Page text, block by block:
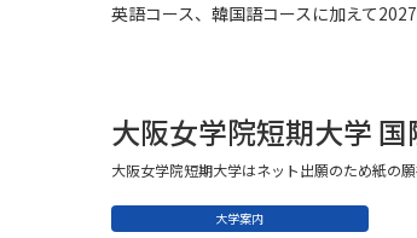
英語コース、韓国語コースに加えて
大阪女学院短期大学
大阪女学院短期大学はネット出願のため紙の
大学案内